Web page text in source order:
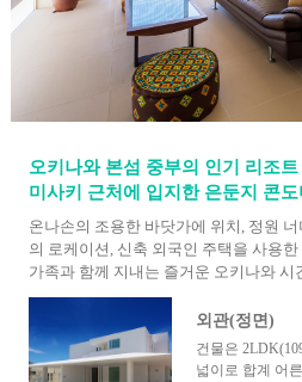
오키나와 본섬 중부의 인기 리조
미사키 근처에 입지한 은둔지 콘
온나손의 조용한 바닷가에 위치, 정원
의 로케이션, 신축 외국인 주택을 사용
가족과 함께 지내는 즐거운 오키나와 시
외관(정면)
건물은
넓이로 합계 어